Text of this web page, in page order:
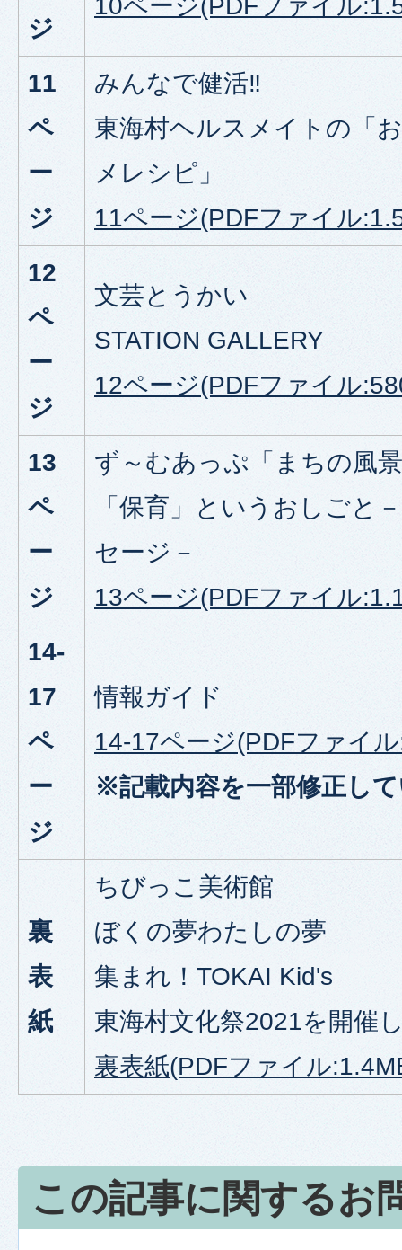
ジ
11
ペ
ー
ジ
みんなで健活‼
東海村ヘルスメイトの「
メレシピ」
11ページ(PDFファイル
12
ペ
ー
ジ
文芸とうかい
STATION GALLERY
12ページ(PDFファイル
13
ペ
ー
ジ
ず～むあっぷ「まちの風
「保育」というおしごと
セージ－
13ページ(PDFファイル
14-
17
ペ
ー
ジ
情報ガイド
14-17ページ(PDFファイ
※記載内容を一部修正し
裏
表
紙
ちびっこ美術館
ぼくの夢わたしの夢
集まれ！TOKAI Kid's
東海村文化祭2021を開催
裏表紙(PDFファイル
この記事に関するお